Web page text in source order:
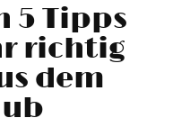
5 Tipps
richtig
dem